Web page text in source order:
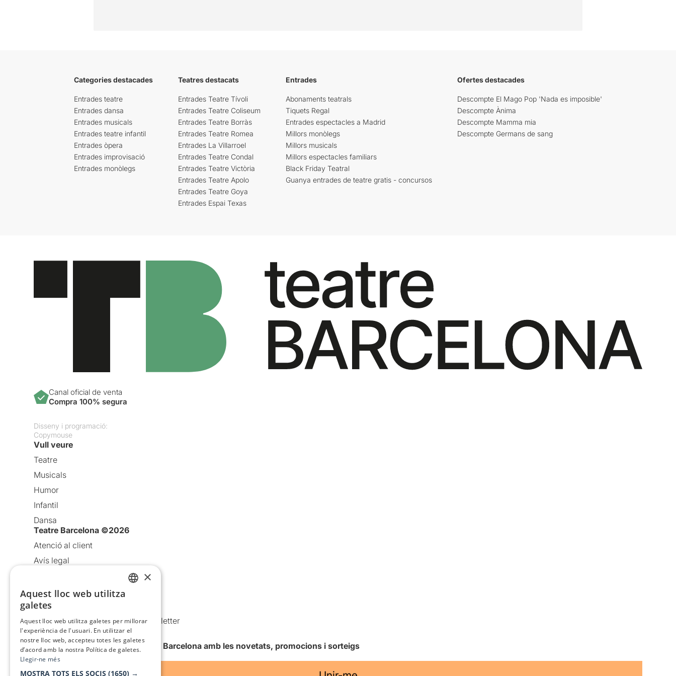
Categories destacades
Entrades teatre
Entrades dansa
Entrades musicals
Entrades teatre infantil
Entrades òpera
Entrades improvisació
Entrades monòlegs
Teatres destacats
Entrades Teatre Tívoli
Entrades Teatre Coliseum
Entrades Teatre Borràs
Entrades Teatre Romea
Entrades La Villarroel
Entrades Teatre Condal
Entrades Teatre Victòria
Entrades Teatre Apolo
Entrades Teatre Goya
Entrades Espai Texas
Entrades
Abonaments teatrals
Tiquets Regal
Entrades espectacles a Madrid
Millors monòlegs
Millors musicals
Millors espectacles familiars
Black Friday Teatral
Guanya entrades de teatre gratis - concursos
Ofertes destacades
Descompte El Mago Pop 'Nada es imposible'
Descompte Ànima
Descompte Mamma mia
Descompte Germans de sang
Canal oficial de venta
Compra 100% segura
Disseny i programació:
Copymouse
Vull veure
Teatre
Musicals
Humor
Infantil
Dansa
Teatre Barcelona ©2026
Atenció al client
Avís legal
Política de cookies
Condicions d’ús
Comunicacions comercials i Newsletter
Anuncia’t
Vull rebre la newsletter de Teatre Barcelona amb les novetats, promocions i sorteigs
×
Aquest lloc web utilitza
galetes
Aquest lloc web utilitza galetes per millorar
l'experiència de l'usuari. En utilitzar el
nostre lloc web, accepteu totes les galetes
d’acord amb la nostra Política de galetes.
Llegir-ne més
MOSTRA TOTS ELS SOCIS (1650) →